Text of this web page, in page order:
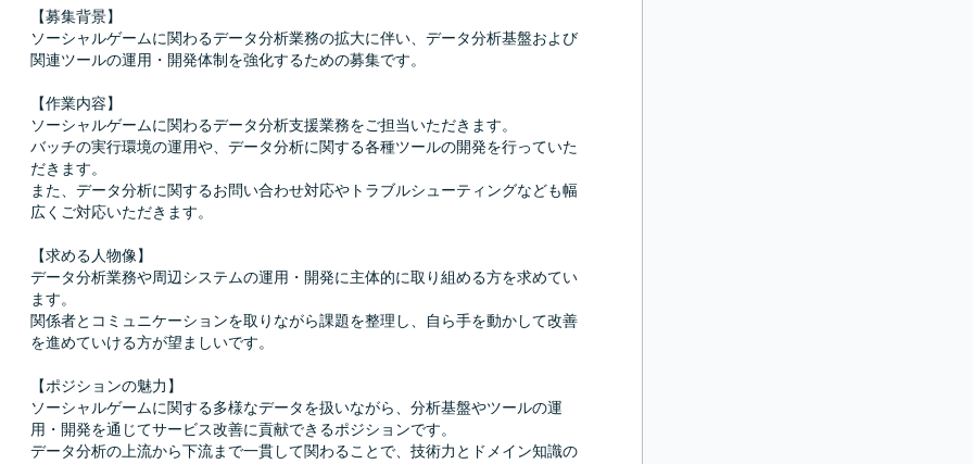
【募集背景】
ソーシャルゲームに関わるデータ分析業務の拡大に伴い、データ分析基盤および
関連ツールの運用・開発体制を強化するための募集です。
【作業内容】
ソーシャルゲームに関わるデータ分析支援業務をご担当いただきます。
バッチの実行環境の運用や、データ分析に関する各種ツールの開発を行っていた
だきます。
また、データ分析に関するお問い合わせ対応やトラブルシューティングなども幅
広くご対応いただきます。
【求める人物像】
データ分析業務や周辺システムの運用・開発に主体的に取り組める方を求めてい
ます。
関係者とコミュニケーションを取りながら課題を整理し、自ら手を動かして改善
を進めていける方が望ましいです。
【ポジションの魅力】
ソーシャルゲームに関する多様なデータを扱いながら、分析基盤やツールの運
用・開発を通じてサービス改善に貢献できるポジションです。
データ分析の上流から下流まで一貫して関わることで、技術力とドメイン知識の